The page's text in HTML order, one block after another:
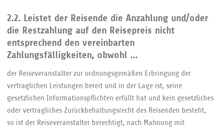
2.2. Leistet der Reisende die Anzahlung und/oder
die Restzahlung auf den Reisepreis nicht
entsprechend den vereinbarten
Zahlungsfälligkeiten, obwohl ...
der Reiseveranstalter zur ordnungsgemäßen Erbringung der
vertraglichen Leistungen bereit und in der Lage ist, seine
gesetzlichen Informationspflichten erfüllt hat und kein gesetzliches
oder vertragliches Zurückbehaltungsrecht des Reisenden besteht,
so ist der Reiseveranstalter berechtigt, nach Mahnung mit